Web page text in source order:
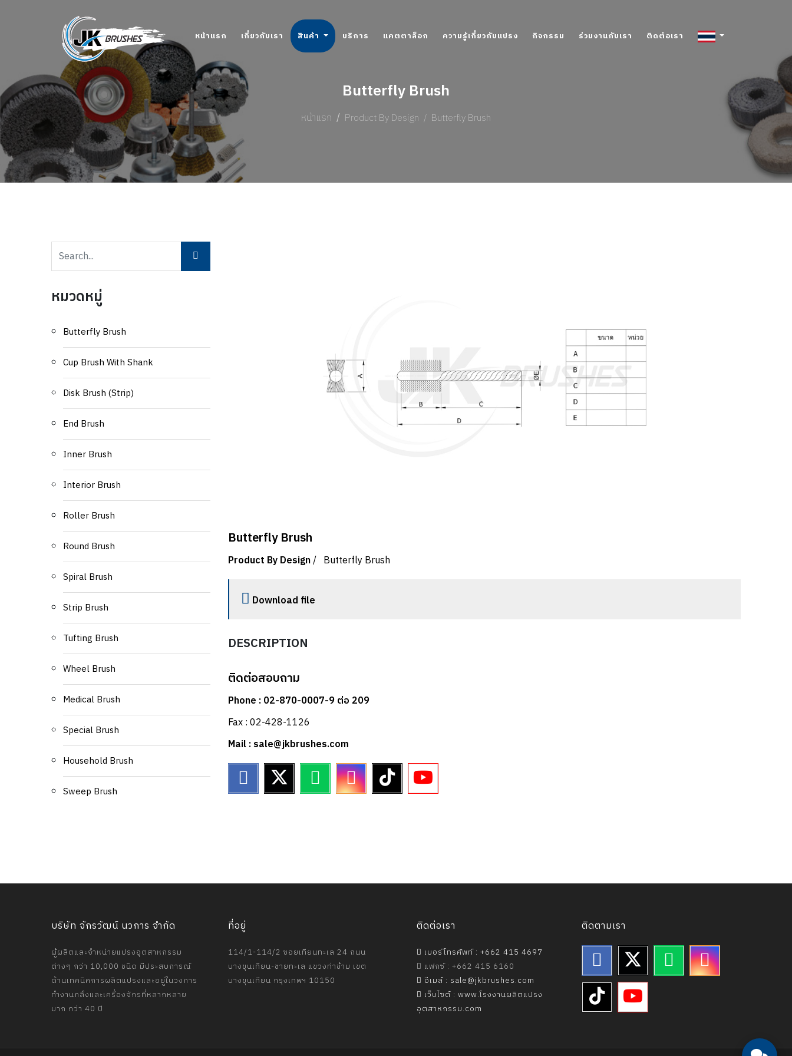
หน้าแรก เกี่ยวกับเรา สินค้า บริการ แคตตาล็อก ความรู้เกี่ยวกับแปรง กิจกรรม ร่วมงานกับเรา ติดต่อเรา
Butterfly Brush
หน้าแรก Product By Design Butterfly Brush
หมวดหมู่
Butterfly Brush
Cup Brush With Shank
Disk Brush (Strip)
End Brush
Inner Brush
Interior Brush
Roller Brush
Round Brush
Spiral Brush
Strip Brush
Tufting Brush
Wheel Brush
Medical Brush
Special Brush
Household Brush
Sweep Brush
Butterfly Brush
Product By Design/ Butterfly Brush
Download file
DESCRIPTION
ติดต่อสอบถาม
Phone : 02-870-0007-9 ต่อ 209
Fax : 02-428-1126
Mail : sale@jkbrushes.com
บริษัท จักรวัฒน์ นวการ จำกัด
ผู้ผลิตและจำหน่ายแปรงอุตสาหกรรม
ต่างๆ กว่า 10,000 ชนิด มีประสบการณ์
ด้านเทคนิคการผลิตแปรงและอยู่ในวงการ
ทำงานกลึงและเครื่องจักรที่หลากหลาย
มาก กว่า 40 ปี
ที่อยู่
114/1-114/2 ซอยเทียนทะเล 24 ถนน
บางขุนเทียน-ชายทะเล แขวงท่าข้าม เขต
บางขุนเทียน กรุงเทพฯ 10150
ติดต่อเรา
เบอร์โทรศัพท์ : +662 415 4697
แฟกซ์ : +662 415 6160
อีเมล์ : sale@jkbrushes.com
เว็บไซต์ : www.โรงงานผลิตแปรง
อุตสาหกรรม.com
ติดตามเรา